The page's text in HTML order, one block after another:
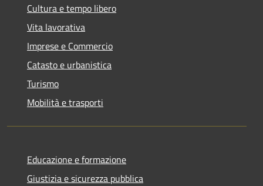
Cultura e tempo libero
Vita lavorativa
Imprese e Commercio
Catasto e urbanistica
Turismo
Mobilità e trasporti
Educazione e formazione
Giustizia e sicurezza pubblica